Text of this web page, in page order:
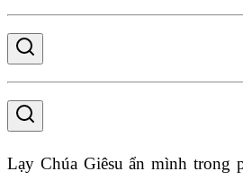
Lạy Chúa Giêsu ẩn mình trong